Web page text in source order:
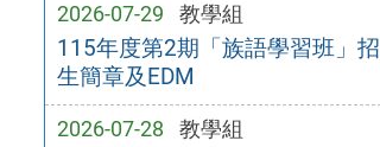
2026-07-29 教學組
115年度第2期「族語學習班」招
生簡章及EDM
2026-07-28 教學組